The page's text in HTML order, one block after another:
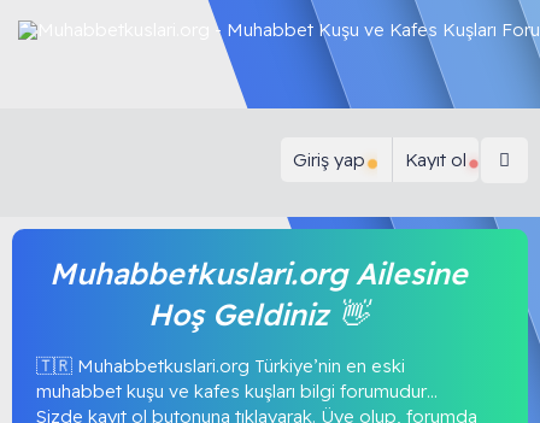
Giriş yap Kayıt ol
Muhabbetkuslari.org Ailesine
Hoş Geldiniz 👋
🇹🇷 Muhabbetkuslari.org Türkiye’nin en eski
muhabbet kuşu ve kafes kuşları bilgi forumudur…
Sizde kayıt ol butonuna tıklayarak. Üye olup, forumda